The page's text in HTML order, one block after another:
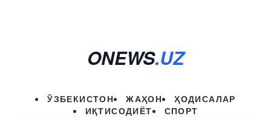
ONEWS.UZ
ЎЗБЕКИСТОН ЖАҲОН
ҲОДИСАЛАР
ИҚТИСОДИЁТ
СПОРТ